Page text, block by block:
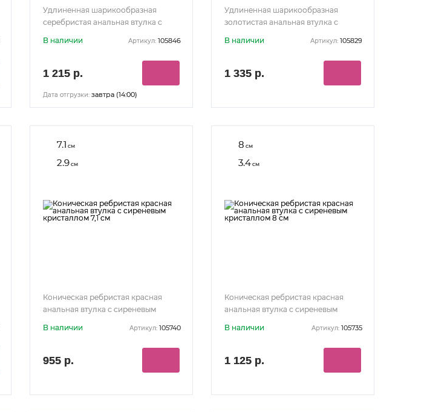
Удлиненная шарикообразная
серебристая анальная втулка с
В наличии Артикул: 105846
1 215 р.
Дата отгрузки: завтра (14:00)
Удлиненная шарикообразная
золотистая анальная втулка с
В наличии Артикул: 105829
1 335 р.
7.1 см
2.9см
Коническая ребристая красная
анальная втулка с сиреневым
В наличии Артикул: 105740
955 р.
8 см
3.4см
Коническая ребристая красная
анальная втулка с сиреневым
В наличии Артикул: 105735
1 125 р.